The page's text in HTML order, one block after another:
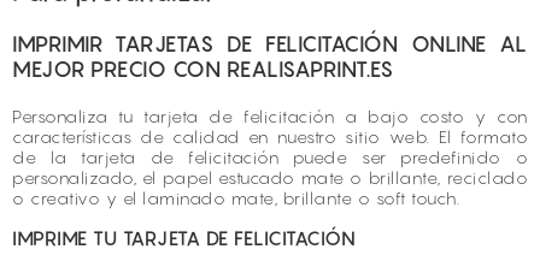
IMPRIMIR TARJETAS DE FELICITACIÓN ONLINE AL
MEJOR PRECIO CON REALISAPRINT.ES
Personaliza tu tarjeta de felicitación a bajo costo y con
características de calidad en nuestro sitio web. El formato
de la tarjeta de felicitación puede ser predefinido o
personalizado, el papel estucado mate o brillante, reciclado
o creativo y el laminado mate, brillante o soft touch.
IMPRIME TU TARJETA DE FELICITACIÓN